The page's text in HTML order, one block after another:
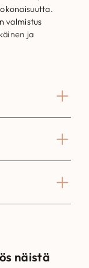
valmistus
ja
näistä